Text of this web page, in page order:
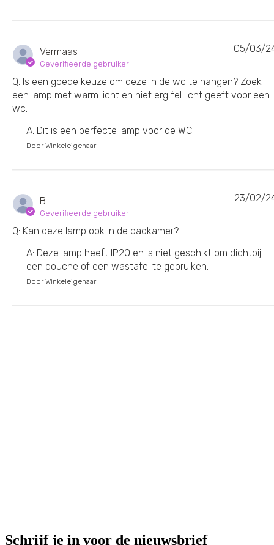
Vermaas
Geverifieerde gebruiker
Q: Is een goede keuze om deze in de wc te hangen? Zoek
een lamp met warm licht en niet erg fel licht geeft voor een
wc.
A: Dit is een perfecte lamp voor de WC.
Door Winkeleigenaar
05/03/
B
Geverifieerde gebruiker
Q: Kan deze lamp ook in de badkamer?
A: Deze lamp heeft IP20 en is niet geschikt om dichtbij
een douche of een wastafel te gebruiken.
Door Winkeleigenaar
23/02/
Schrijf je in voor de nieuwsbrief